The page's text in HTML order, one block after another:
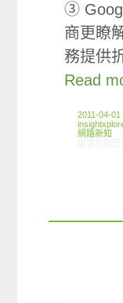
③
商更瞭
務提供
Read
2011-04-01
網路新知